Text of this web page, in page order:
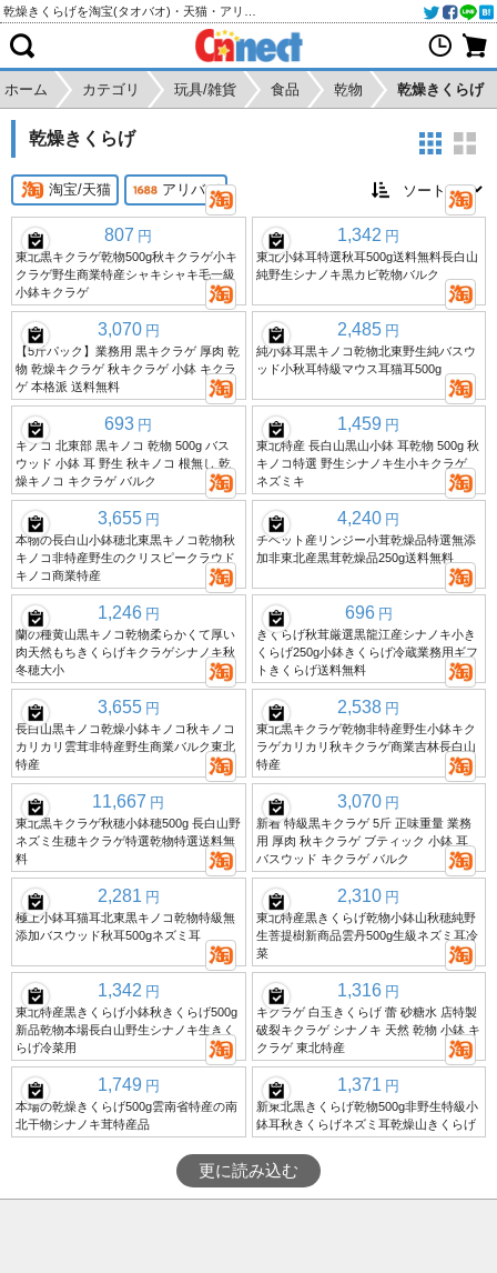
ホーム カテゴリ 玩具/雑貨 食品 乾物 乾燥きくらげ
乾燥きくらげ
淘宝/天猫 アリババ
807 円
東北黒キクラゲ乾物500g秋キクラゲ小キ
クラゲ野生商業特産シャキシャキ毛一級
小鉢キクラゲ
1,342 円
東北小鉢耳特選秋耳500g送料無料長白山
純野生シナノキ黒カビ乾物バルク
3,070 円
【5斤パック】業務用 黒キクラゲ 厚肉 乾
物 乾燥キクラゲ 秋キクラゲ 小鉢 キクラ
ゲ 本格派 送料無料
2,485 円
純小鉢耳黒キノコ乾物北東野生純バスウ
ッド小秋耳特級マウス耳猫耳500g
693 円
キノコ 北東部 黒キノコ 乾物 500g バス
ウッド 小鉢 耳 野生 秋キノコ 根無し 乾
燥キノコ キクラゲ バルク
1,459 円
東北特産 長白山黒山小鉢 耳乾物 500g 秋
キノコ特選 野生シナノキ生小キクラゲ
ネズミキ
3,655 円
本物の長白山小鉢穂北東黒キノコ乾物秋
キノコ非特産野生のクリスピークラウド
キノコ商業特産
4,240 円
チベット産リンジー小茸乾燥品特選無添
加非東北産黒茸乾燥品250g送料無料
1,246 円
蘭の種黄山黒キノコ乾物柔らかくて厚い
肉天然もちきくらげキクラゲシナノキ秋
冬穂大小
696 円
きくらげ秋茸厳選黒龍江産シナノキ小き
くらげ250g小鉢きくらげ冷蔵業務用ギフ
トきくらげ送料無料
3,655 円
長白山黒キノコ乾燥小鉢キノコ秋キノコ
カリカリ雲茸非特産野生商業バルク東北
特産
2,538 円
東北黒キクラゲ乾物非特産野生小鉢キク
ラゲカリカリ秋キクラゲ商業吉林長白山
特産
11,667 円
東北黒キクラゲ秋穂小鉢穂500g 長白山野
ネズミ生穂キクラゲ特選乾物特選送料無
料
3,070 円
新着 特級黒キクラゲ 5斤 正味重量 業務
用 厚肉 秋キクラゲ ブティック 小鉢 耳
バスウッド キクラゲ バルク
2,281 円
極上小鉢耳猫耳北東黒キノコ乾物特級無
添加バスウッド秋耳500gネズミ耳
2,310 円
東北特産黒きくらげ乾物小鉢山秋穂純野
生菩提樹新商品雲丹500g生級ネズミ耳冷
菜
1,342 円
東北特産黒きくらげ小鉢秋きくらげ500g
新品乾物本場長白山野生シナノキ生きく
らげ冷菜用
1,316 円
キクラゲ 白玉きくらげ 蕾 砂糖水 店特製
破裂キクラゲ シナノキ 天然 乾物 小鉢 キ
クラゲ 東北特産
1,749 円
本場の乾燥きくらげ500g雲南省特産の南
北干物シナノキ茸特産品
1,371 円
新東北黒きくらげ乾物500g非野生特級小
鉢耳秋きくらげネズミ耳乾燥山きくらげ
更に読み込む